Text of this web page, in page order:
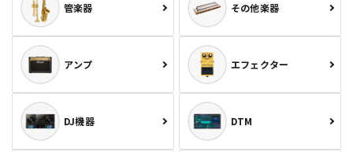
管楽器 その他楽器
アンプ エフェクター
DJ機器 DTM